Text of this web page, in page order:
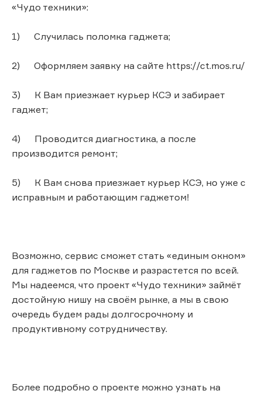
«Чудо техники»:
1) Случилась поломка гаджета;
2) Оформляем заявку на сайте https://ct.mos.ru/
3) К Вам приезжает курьер КСЭ и забирает
гаджет;
4) Проводится диагностика, а после
производится ремонт;
5) К Вам снова приезжает курьер КСЭ, но уже с
исправным и работающим гаджетом!
Возможно, сервис сможет стать «единым окном»
для гаджетов по Москве и разрастется по всей.
Мы надеемся, что проект «Чудо техники» займёт
достойную нишу на своём рынке, а мы в свою
очередь будем рады долгосрочному и
продуктивному сотрудничеству.
Более подробно о проекте можно узнать на